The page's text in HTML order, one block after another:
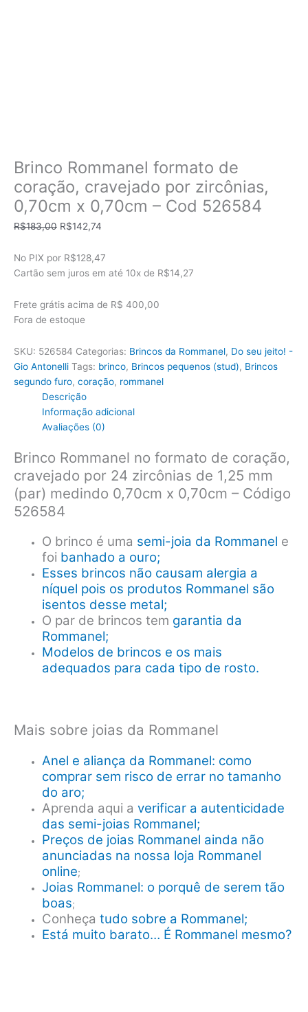
Brinco Rommanel formato de
coração, cravejado por zircônias,
0,70cm x 0,70cm – Cod 526584
R$183,00 O
original
era:
R$142,74
atual
é:
No PIX por R$128,47
Cartão sem juros em até 10x de R$14,27
Frete grátis acima de R$ 400,00
Fora de estoque
SKU: 526584 Categorias: Brincos da Rommanel, Do seu jeito! -
Gio Antonelli Tags: brinco, Brincos pequenos (stud), Brincos
segundo furo, coração, rommanel
Descrição
Informação adicional
Avaliações (0)
Brinco Rommanel no formato de coração,
cravejado por 24 zircônias de 1,25 mm
(par) medindo 0,70cm x 0,70cm – Código
526584
O brinco é uma semi-joia da Rommanel e
foi banhado a ouro;
Esses brincos não causam alergia a
níquel pois os produtos Rommanel são
isentos desse metal;
O par de brincos tem garantia da
Rommanel;
Modelos de brincos e os mais
adequados para cada tipo de rosto.
Mais sobre joias da Rommanel
Anel e aliança da Rommanel: como
comprar sem risco de errar no tamanho
do aro;
Aprenda aqui averificar a autenticidade
das semi-joias Rommanel;
Preços de joias Rommanel ainda não
anunciadas na nossa loja Rommanel
online;
Joias Rommanel: o porquê de serem tão
boas;
Conheçatudo sobre a Rommanel;
Está muito barato… É Rommanel mesmo?